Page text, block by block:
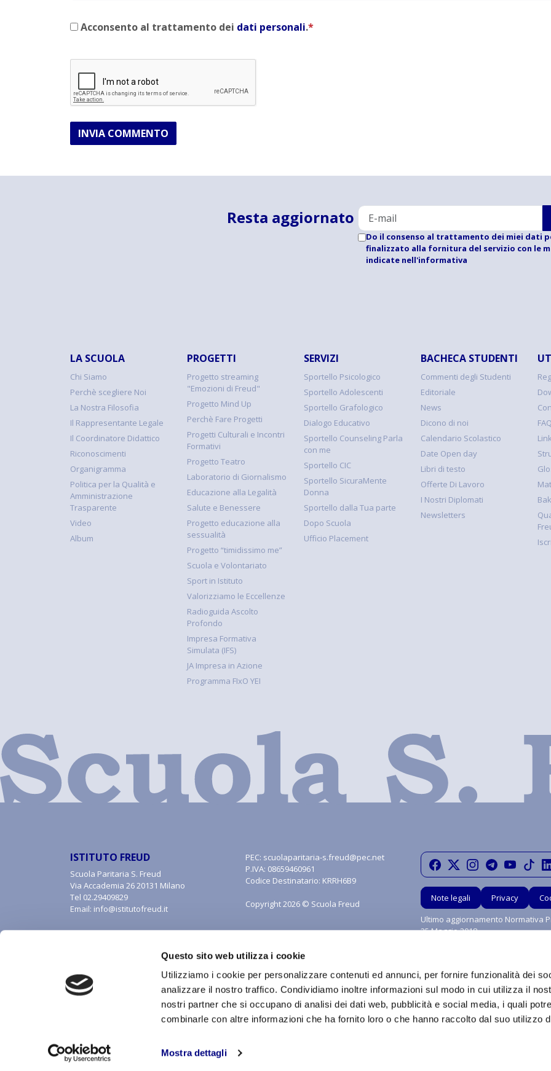
Questo sito web utilizza i cookie
Utilizziamo i cookie per personalizzare contenuti ed annunci, per fornire funzionalità dei
analizzare il nostro traffico. Condividiamo inoltre informazioni sul modo in cui utilizza il
nostri partner che si occupano di analisi dei dati web, pubblicità e social media, i quali
combinarle con altre informazioni che ha fornito loro o che hanno raccolto dal suo utilizzo
Mostra dettagli
Acconsento al trattamento dei dati personali.*
INVIA COMMENTO
Resta aggiornato
Do il consenso al trattamento dei miei dati
finalizzato alla fornitura del servizio con le
indicate nell'informativa
LA SCUOLA
Chi Siamo
Perchè scegliere Noi
La Nostra Filosofia
Il Rappresentante Legale
Il Coordinatore Didattico
Riconoscimenti
Organigramma
Politica per la Qualità e
Amministrazione
Trasparente
Video
Album
PROGETTI
Progetto streaming
"Emozioni di Freud"
Progetto Mind Up
Perchè Fare Progetti
Progetti Culturali e Incontri
Formativi
Progetto Teatro
Laboratorio di Giornalismo
Educazione alla Legalità
Salute e Benessere
Progetto educazione alla
sessualità
Progetto “timidissimo me”
Scuola e Volontariato
Sport in Istituto
Valorizziamo le Eccellenze
Radioguida Ascolto
Profondo
Impresa Formativa
Simulata (IFS)
JA Impresa in Azione
Programma FIxO YEI
SERVIZI
Sportello Psicologico
Sportello Adolescenti
Sportello Grafologico
Dialogo Educativo
Sportello Counseling Parla
con me
Sportello CIC
Sportello SicuraMente
Donna
Sportello dalla Tua parte
Dopo Scuola
Ufficio Placement
BACHECA STUDENTI
Commenti degli Studenti
Editoriale
News
Dicono di noi
Calendario Scolastico
Date Open day
Libri di testo
Offerte Di Lavoro
I Nostri Diplomati
Newsletters
ISTITUTO FREUD
Scuola Paritaria S. Freud
Via Accademia 26 20131 Milano
Tel 02.29409829
Email: info@istitutofreud.it
PEC: scuolaparitaria-s.freud@pec.net
P.IVA: 08659460961
Codice Destinatario: KRRH6B9
Copyright 2026 © Scuola Freud
Note legali Privacy
Ultimo aggiornamento Normativa
25 Maggio 2018
Con riferimento al presente sito, i testi, le immagini, la grafica, i marchi e tutti contenuti e le procedure nonché le idee di realizzo di
inclusa la memorizzazione, riproduzione, rielaborazione, diffusione o distribuzione dei contenuti stessi mediante qualunque
riproduzione, anche parziale, senza autorizzazione scritta è vietata ai sensi della Legge 633 del 22 Aprile 1941 e successive modifiche.